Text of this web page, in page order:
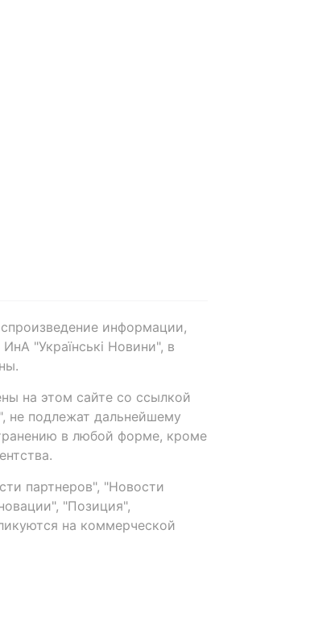
информации,
"Українські Новини", в
на этом сайте со ссылкой
не подлежат дальнейшему
в любой форме, кроме
партнеров", "Новости
"Позиция",
на коммерческой